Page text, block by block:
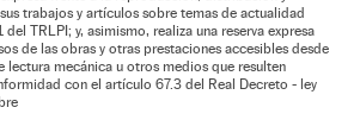
trabajos y artículos sobre temas de actualidad
TRLPI; y, asimismo, realiza una reserva expresa
de las obras y otras prestaciones accesibles desde
lectura mecánica u otros medios que resulten
con el artículo 67.3 del Real Decreto - ley